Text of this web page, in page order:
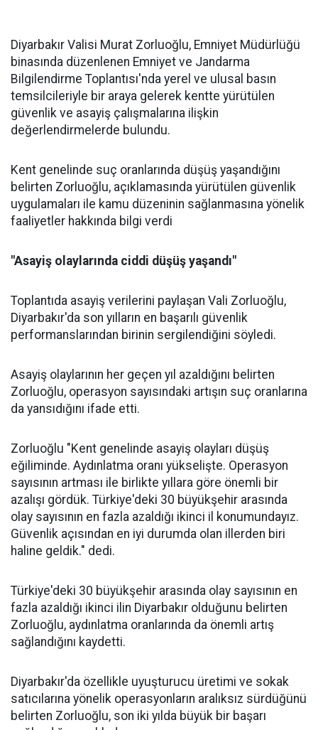
Diyarbakır Valisi Murat Zorluoğlu, Emniyet Müdürlüğü
binasında düzenlenen Emniyet ve Jandarma
Bilgilendirme Toplantısı'nda yerel ve ulusal basın
temsilcileriyle bir araya gelerek kentte yürütülen
güvenlik ve asayiş çalışmalarına ilişkin
değerlendirmelerde bulundu.
Kent genelinde suç oranlarında düşüş yaşandığını
belirten Zorluoğlu, açıklamasında yürütülen güvenlik
uygulamaları ile kamu düzeninin sağlanmasına yönelik
faaliyetler hakkında bilgi verdi
"Asayiş olaylarında ciddi düşüş yaşandı"
Toplantıda asayiş verilerini paylaşan Vali Zorluoğlu,
Diyarbakır'da son yılların en başarılı güvenlik
performanslarından birinin sergilendiğini söyledi.
Asayiş olaylarının her geçen yıl azaldığını belirten
Zorluoğlu, operasyon sayısındaki artışın suç oranlarına
da yansıdığını ifade etti.
Zorluoğlu "Kent genelinde asayiş olayları düşüş
eğiliminde. Aydınlatma oranı yükselişte. Operasyon
sayısının artması ile birlikte yıllara göre önemli bir
azalışı gördük. Türkiye'deki 30 büyükşehir arasında
olay sayısının en fazla azaldığı ikinci il konumundayız.
Güvenlik açısından en iyi durumda olan illerden biri
haline geldik." dedi.
Türkiye'deki 30 büyükşehir arasında olay sayısının en
fazla azaldığı ikinci ilin Diyarbakır olduğunu belirten
Zorluoğlu, aydınlatma oranlarında da önemli artış
sağlandığını kaydetti.
Diyarbakır'da özellikle uyuşturucu üretimi ve sokak
satıcılarına yönelik operasyonların aralıksız sürdüğünü
belirten Zorluoğlu, son iki yılda büyük bir başarı